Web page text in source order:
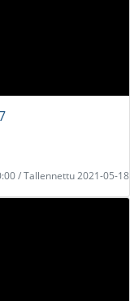
/ Tallennettu 2021-05-18